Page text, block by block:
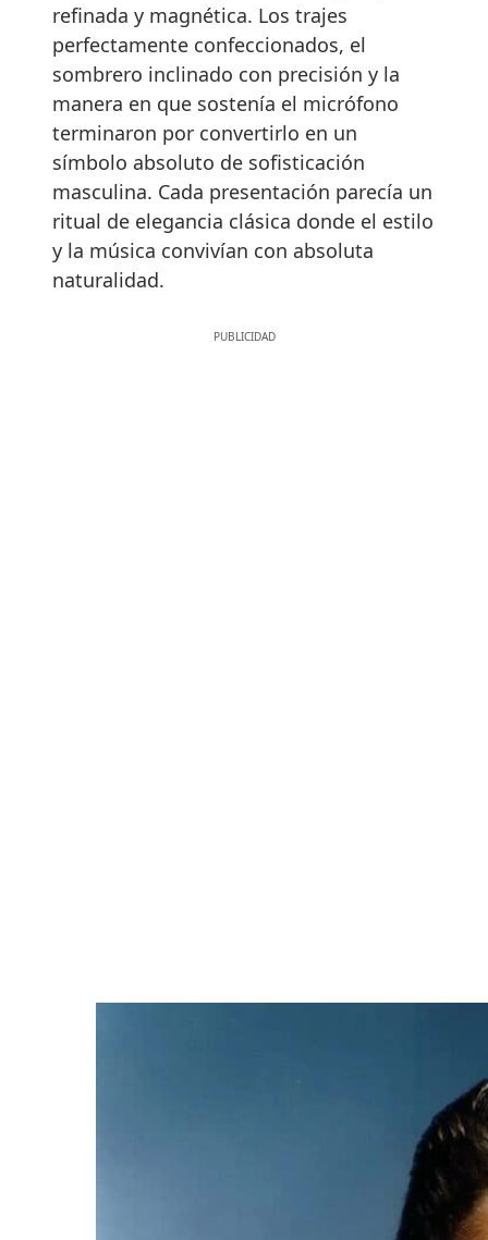
refinada y magnética. Los trajes
perfectamente confeccionados, el
sombrero inclinado con precisión y la
manera en que sostenía el micrófono
terminaron por convertirlo en un
símbolo absoluto de sofisticación
masculina. Cada presentación parecía un
ritual de elegancia clásica donde el estilo
y la música convivían con absoluta
naturalidad.